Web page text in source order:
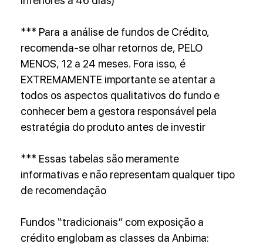
*** Para a análise de fundos de Crédito,
recomenda-se olhar retornos de, PELO
MENOS, 12 a 24 meses. Fora isso, é
EXTREMAMENTE importante se atentar a
todos os aspectos qualitativos do fundo e
conhecer bem a gestora responsável pela
estratégia do produto antes de investir
*** Essas tabelas são meramente
informativas e não representam qualquer tipo
de recomendação
Fundos “tradicionais” com exposição a
crédito englobam as classes da Anbima: